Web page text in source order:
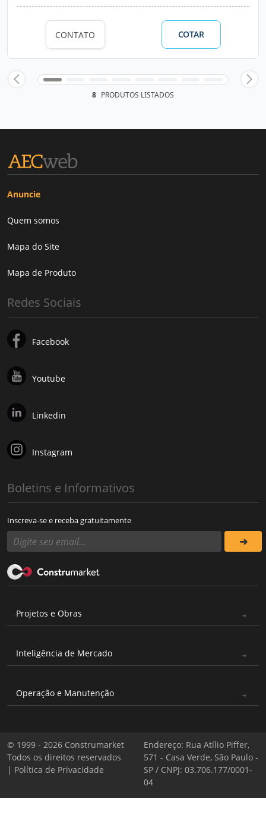
CONTATO COTAR
8 PRODUTOS LISTADOS
Anuncie
Quem somos
Mapa do Site
Mapa de Produto
Redes Sociais
Facebook
Youtube
Linkedin
Instagram
Boletins e Informativos
Inscreva-se e receba gratuitamente
Projetos e Obras
Inteligência de Mercado
Operação e Manutenção
© 1999 - 2026 Construmarket
Todos os direitos reservados
| Política de Privacidade
Endereço: Rua Atílio Piffer,
571 - Casa Verde, São Paulo -
SP / CNPJ: 03.706.177/0001-
04